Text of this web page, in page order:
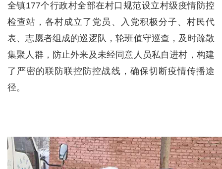
全镇177个行政村全部在村口规范设立村级疫情防控
检查站，各村成立了党员、入党积极分子、村民代
表、志愿者组成的巡逻队，轮班值守巡查，及时疏散
集聚人群，防止外来及未经同意人员私自进村，构建
了严密的联防联控防控战线，确保切断疫情传播途
径。